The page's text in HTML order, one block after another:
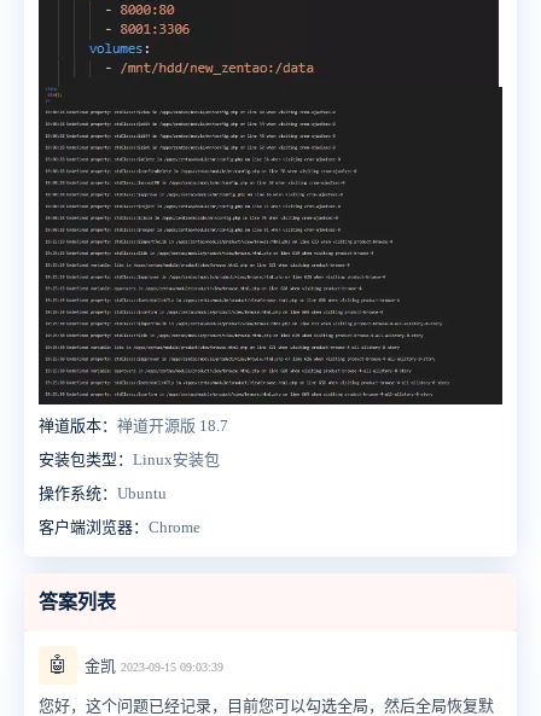
禅道版本： 禅道开源版 18.7
安装包类型： Linux安装包
操作系统： Ubuntu
客户端浏览器： Chrome
答案列表
🤖 金凯 2023-09-15 09:03:39
您好，这个问题已经记录，目前您可以勾选全局，然后全局恢复默